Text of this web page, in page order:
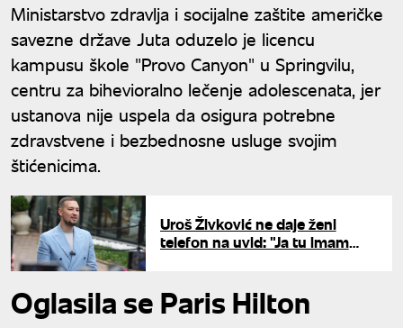
Ministarstvo zdravlja i socijalne zaštite američke
savezne države Juta oduzelo je licencu
kampusu škole "Provo Canyon" u Springvilu,
centru za bihevioralno lečenje adolescenata, jer
ustanova nije uspela da osigura potrebne
zdravstvene i bezbednosne usluge svojim
štićenicima.
Uroš Živković ne daje ženi
telefon na uvid: "Ja tu imam
Oglasila se Paris Hilton